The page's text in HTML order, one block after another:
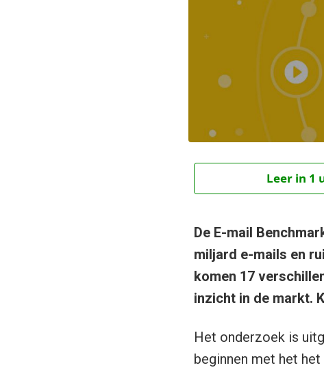
Leer in 1
De E-mail
miljard e-mails en
komen 17
inzicht in de markt.
Het onderzoek is
beginnen met het